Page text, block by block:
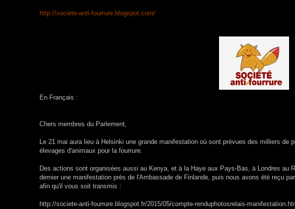
http://societe-anti-fourrure.blogspot.com/
En Français :
Chers membres du Parlement,
Le 21 mai aura lieu à Helsinki une grande manifestation où sont prévues des milliers de
élevages d'animaux pour la fourrure.
Des actions sont organisées aussi au Kenya, et à la Haye aux Pays-Bas, à Londres au
dernier une manifestation près de l'Ambassade de Finlande, puis nous avons été reçu
afin qu'il vous soit transmis :
http://societe-anti-fourrure.blogspot.fr/2015/05/compte-renduphotosrelais-